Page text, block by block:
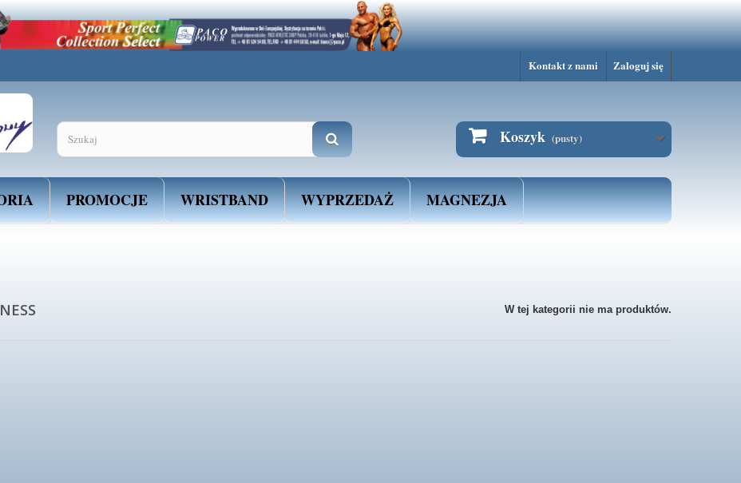
Dowiedz się więcej o celu ich używania i możliwości zmiany ustawień Cookies w przeglądarce.
Zaloguj się
Kontakt z nami
Koszyk (pusty)
PROMOCJE WRISTBAND WYPRZEDAŻ MAGNEZJA
W tej kategorii nie ma produktów.